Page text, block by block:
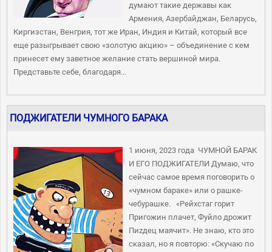
думают такие державы как
Армения, Азербайджан, Беларусь,
Киргизстан, Венгрия, тот же Иран, Индия и Китай, который все
еще разыгрывает свою «золотую акцию» – объединение с кем
принесет ему заветное желание стать вершиной мира.
Представьте себе, благодаря...
ПОДЖИГАТЕЛИ ЧУМНОГО БАРАКА
1 июня, 2023 года ЧУМНОЙ БАРАК
И ЕГО ПОДЖИГАТЕЛИ Думаю, что
сейчас самое время поговорить о
«чумном бараке» или о рашке-
чебурашке. «Рейхстаг горит
Пригожин плачет, Фуйло дрожит
Пиzдец маячит». Не знаю, кто это
сказал, но я повторю: «Скучаю по